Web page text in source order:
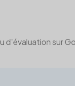
d'évaluation sur